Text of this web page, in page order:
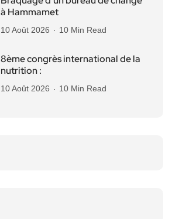
à Hammamet
10 Août 2026 10 Min Read
8ème congrès international de la
nutrition :
10 Août 2026 10 Min Read